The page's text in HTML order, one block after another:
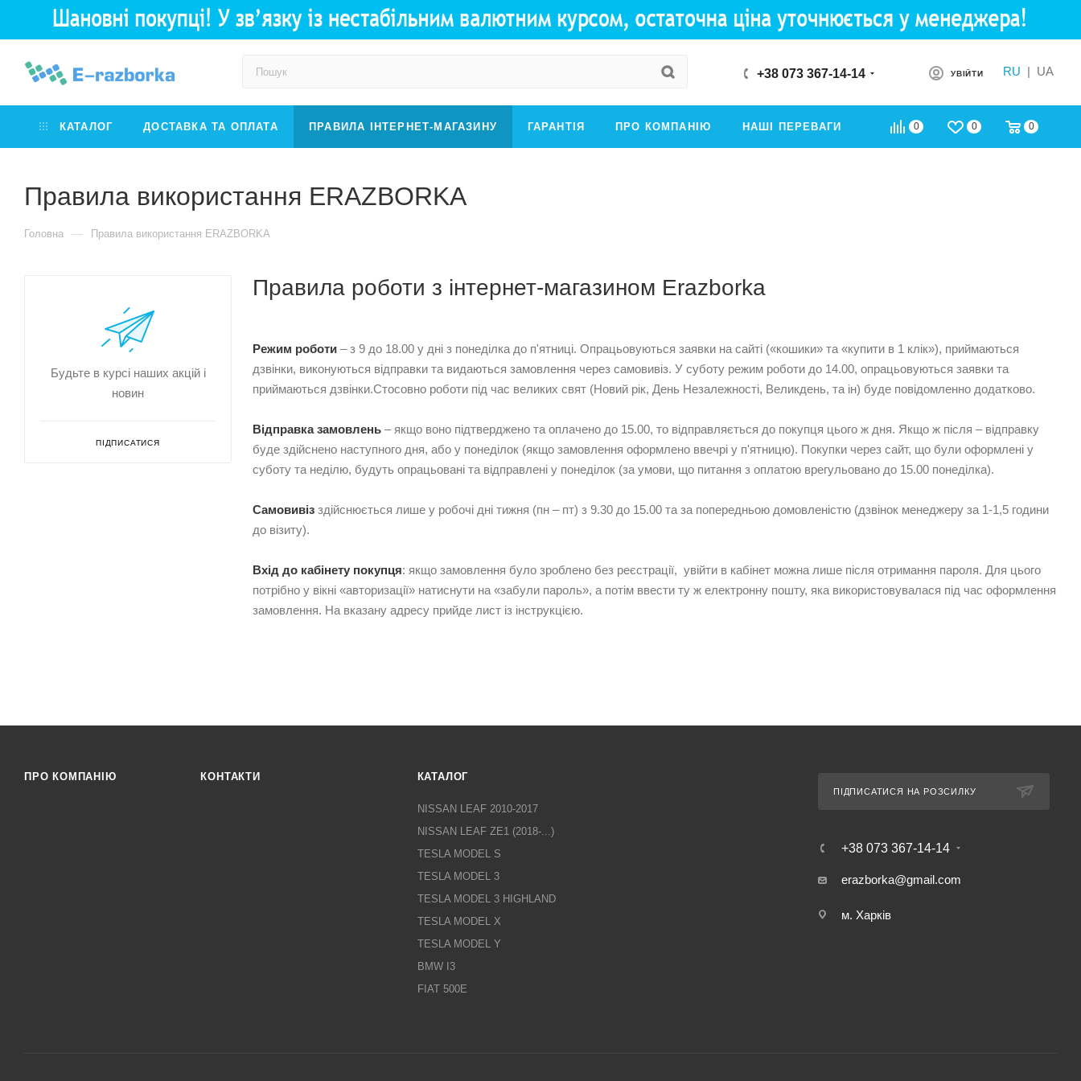
RU | UA
УВІЙТИ
+38 073 367-14-14
0 0 0
КАТАЛОГ ДОСТАВКА ТА ОПЛАТА ПРАВИЛА ІНТЕРНЕТ-МАГАЗИНУ ГАРАНТІЯ ПРО КОМПАНІЮ НАШІ ПЕРЕВАГИ
Правила використання ERAZBORKA
Головна — Правила використання ERAZBORKA
Правила роботи з інтернет-магазином Erazborka
Режим роботи – з 9 до 18.00 у дні з понеділка до п'ятниці. Опрацьовуються заявки на сайті («кошики» та «купити в 1 клік»), приймаються
дзвінки, виконуються відправки та видаються замовлення через самовивіз. У суботу режим роботи до 14.00, опрацьовуються заявки та
приймаються дзвінки.Стосовно роботи під час великих свят (Новий рік, День Незалежності, Великдень, та ін) буде повідомленно додатково.
Відправка замовлень – якщо воно підтверджено та оплачено до 15.00, то відправляється до покупця цього ж дня. Якщо ж після – відправку
буде здійснено наступного дня, або у понеділок (якщо замовлення оформлено ввечрі у п'ятницю). Покупки через сайт, що були оформлені у
суботу та неділю, будуть опрацьовані та відправлені у понеділок (за умови, що питання з оплатою врегульовано до 15.00 понеділка).
Самовивіз здійснюється лише у робочі дні тижня (пн – пт) з 9.30 до 15.00 та за попередньою домовленістю (дзвінок менеджеру за 1-1,5 години
до візиту).
Вхід до кабінету покупця: якщо замовлення було зроблено без реєстрації, увійти в кабінет можна лише після отримання пароля. Для цього
потрібно у вікні «авторизації» натиснути на «забули пароль», а потім ввести ту ж електронну пошту, яка використовувалася під час оформлення
замовлення. На вказану адресу прийде лист із інструкцією.
Будьте в курсі наших акцій і
новин
ПІДПИСАТИСЯ
ПРО КОМПАНІЮ КОНТАКТИ КАТАЛОГ
NISSAN LEAF 2010-2017
NISSAN LEAF ZE1 (2018-...)
TESLA MODEL S
TESLA MODEL 3
TESLA MODEL 3 HIGHLAND
TESLA MODEL X
TESLA MODEL Y
BMW I3
FIAT 500E
ПІДПИСАТИСЯ НА РОЗСИЛКУ
+38 073 367-14-14
erazborka@gmail.com
м. Харків